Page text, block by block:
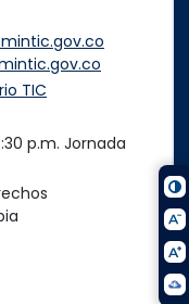
TIC
p.m. Jornada